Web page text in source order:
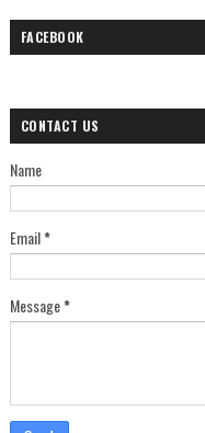
FACEBOOK
CONTACT US
Name
Email*
Message*